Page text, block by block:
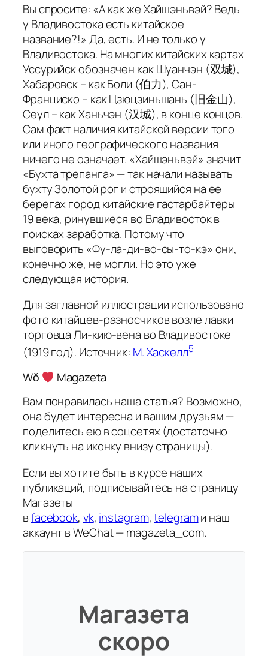
Вы спросите: «А как же Хайшэньвэй? Ведь
у Владивостока есть китайское
название?!» Да, есть. И не только у
Владивостока. На многих китайских картах
Уссурийск обозначен как Шуанчэн (双城),
Хабаровск – как Боли (伯力), Сан-
Франциско – как Цзюцзиньшань (旧金山),
Сеул – как Ханьчэн (汉城), в конце концов.
Сам факт наличия китайской версии того
или иного географического названия
ничего не означает. «Хайшэньвэй» значит
«Бухта трепанга» — так начали называть
бухту Золотой рог и строящийся на ее
берегах город китайские гастарбайтеры
19 века, ринувшиеся во Владивосток в
поисках заработка. Потому что
выговорить «Фу-ла-ди-во-сы-то-кэ» они,
конечно же, не могли. Но это уже
следующая история.
Для заглавной иллюстрации использовано
фото китайцев-разносчиков возле лавки
торговца Ли-кию-вена во Владивостоке
(1919 год). Источник: М. Хаскелл5
Wǒ
Magazeta
Вам понравилась наша статья? Возможно,
она будет интересна и вашим друзьям —
поделитесь ею в соцсетях (достаточно
кликнуть на иконку внизу страницы).
Если вы хотите быть в курсе наших
публикаций, подписывайтесь на страницу
Магазеты
вfacebook, vk, instagram,telegramи наш
аккаунт в WeChat — magazeta_com.
Магазета
скоро